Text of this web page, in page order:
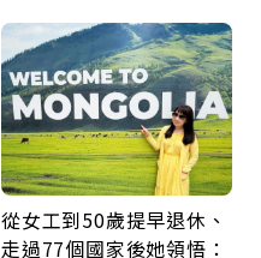
雷
從女工到50歲提早退休、
走過77個國家後她領悟：